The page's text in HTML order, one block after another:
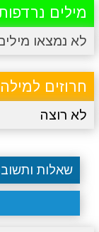
מילים
לא נמצאו
חרוזים למילה
לא רוצה
שאלות